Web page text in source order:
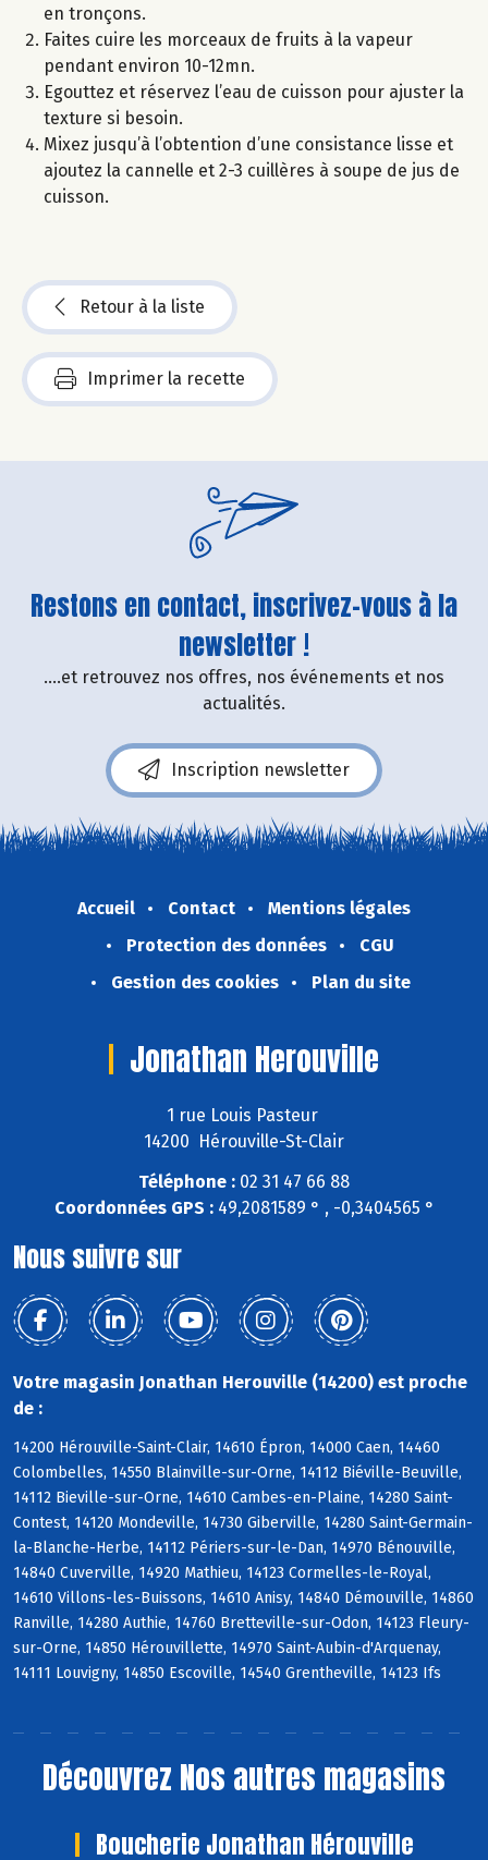
en tronçons.
Faites cuire les morceaux de fruits à la vapeur
pendant environ 10-12mn.
Egouttez et réservez l’eau de cuisson pour ajuster la
texture si besoin.
Mixez jusqu’à l’obtention d’une consistance lisse et
ajoutez la cannelle et 2-3 cuillères à soupe de jus de
cuisson.
Retour à la liste
Imprimer la recette
Restons en contact, inscrivez-vous à la
newsletter !
....et retrouvez nos offres, nos événements et nos
actualités.
Inscription newsletter
Accueil Contact
Mentions légales
Protection des données
CGU
Gestion des cookies
Plan du site
Jonathan Herouville
1 rue Louis Pasteur
14200 Hérouville-St-Clair
Téléphone : 02 31 47 66 88
Coordonnées GPS :49,2081589 ° , -0,3404565 °
Nous suivre sur
Votre magasin Jonathan Herouville (14200) est proche
de :
14200 Hérouville-Saint-Clair, 14610 Épron, 14000 Caen, 14460
Colombelles, 14550 Blainville-sur-Orne, 14112 Biéville-Beuville,
14112 Bieville-sur-Orne, 14610 Cambes-en-Plaine, 14280 Saint-
Contest, 14120 Mondeville, 14730 Giberville, 14280 Saint-Germain-
la-Blanche-Herbe, 14112 Périers-sur-le-Dan, 14970 Bénouville,
14840 Cuverville, 14920 Mathieu, 14123 Cormelles-le-Royal,
14610 Villons-les-Buissons, 14610 Anisy, 14840 Démouville, 14860
Ranville, 14280 Authie, 14760 Bretteville-sur-Odon, 14123 Fleury-
sur-Orne, 14850 Hérouvillette, 14970 Saint-Aubin-d'Arquenay,
14111 Louvigny, 14850 Escoville, 14540 Grentheville, 14123 Ifs
Découvrez Nos autres magasins
Boucherie Jonathan Hérouville